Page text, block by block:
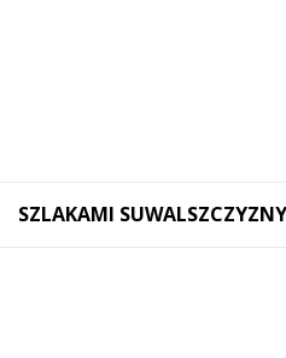
SZLAKAMI SUWALSZCZYZNY